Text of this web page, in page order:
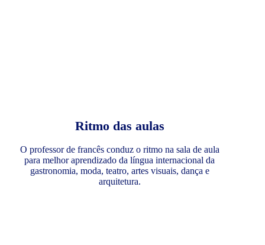
Ritmo das aulas
O professor de francês conduz o ritmo na sala de aula
para melhor aprendizado da língua internacional da
gastronomia, moda, teatro, artes visuais, dança e
arquitetura.